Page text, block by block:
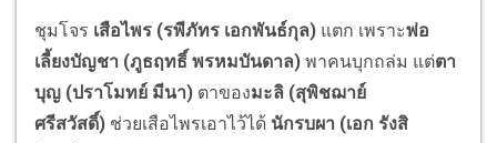
ชุมโจร เสือไพร (รพีภัทร เอกพันธ์กุล) แตก เพราะพ่อ
เลี้ยงบัญชา (ภูธฤทธิ์ พรหมบันดาล) พาคนบุกถล่ม แต่ตา
บุญ (ปราโมทย์ มีนา) ตาของมะลิ (สุพิชฌาย์
ศรีสวัสดิ์) ช่วยเสือไพรเอาไว้ได้ นักรบผา (เอก รังสิ